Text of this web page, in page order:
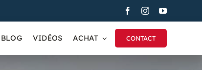
BLOG VIDÉOS ACHAT CONTACT